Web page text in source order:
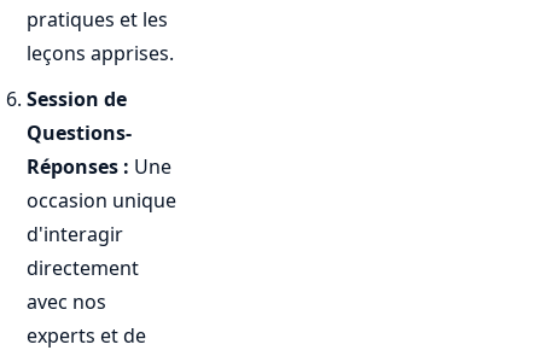
pratiques et les
leçons apprises.
Session de
Questions-
Réponses : Une
occasion unique
d'interagir
directement
avec nos
experts et de